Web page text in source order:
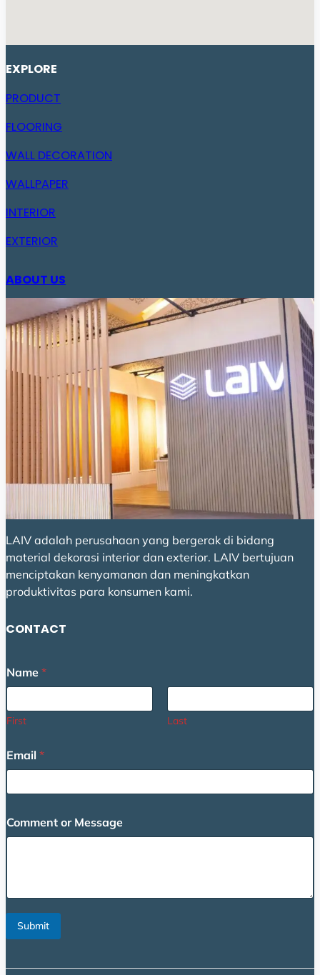
EXPLORE
PRODUCT
FLOORING
WALL DECORATION
WALLPAPER
INTERIOR
EXTERIOR
ABOUT US
LAIV adalah perusahaan yang bergerak di bidang
material dekorasi interior dan exterior. LAIV bertujuan
menciptakan kenyamanan dan meningkatkan
produktivitas para konsumen kami.
CONTACT
Name *
First Last
Email *
*
N
Comment or Message
Submit